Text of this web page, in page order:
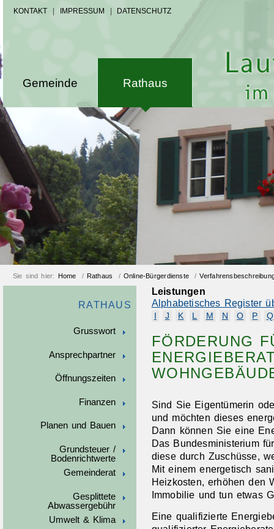
KONTAKT IMPRESSUM DATENSCHUTZ
Gemeinde Rathaus
Sie sind hier: Home / Rathaus / Online-Bürgerdienste /
RATHAUS
Grusswort
Ansprechpartner
Öffnungszeiten
Finanzen
Planen und Bauen
Grundsteuer /
Bodenrichtwerte
Gemeinderat
Gesplittete
Abwassergebühr
Umwelt & Klima
Leistungen
Alphabetisches Register
J K L M N O P Q
FÖRDERUNG
Sind Sie Eigentümerin
und möchten dieses
Dann können Sie eine
Das Bundesministerium
diese durch Zuschüsse,
Mit einem energetisch
Heizkosten, erhöhen den
Immobilie und tun etwas
Eine qualifizierte